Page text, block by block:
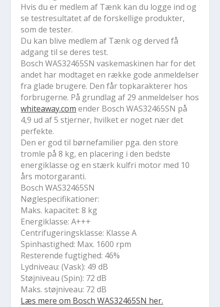
Hvis du er medlem af Tænk kan du logge ind og
se testresultatet af de forskellige produkter,
som de tester.
Du kan blive medlem af Tænk og derved få
adgang til se deres test.
Bosch WAS32465SNvaskemaskinen har for det
andet har modtaget en række gode anmeldelser
fra glade brugere. Den får topkarakterer hos
forbrugerne. På grundlag af 29 anmeldelser hos
whiteaway.com ender Bosch WAS32465SN på
4,9 ud af 5 stjerner, hvilket er noget nær det
perfekte.
Den er god til børnefamilier pga. den store
tromle på 8 kg, en placering i den bedste
energiklasse og en stærk kulfri motor med 10
års motorgaranti.
Bosch WAS32465SN
Nøglespecifikationer:
Maks. kapacitet: 8 kg
Energiklasse: A+++
Centrifugeringsklasse: Klasse A
Spinhastighed: Max. 1600 rpm
Resterende fugtighed: 46%
Lydniveau: (Vask): 49 dB
Støjniveau (Spin): 72 dB
Maks. støjniveau: 72 dB
Læs mere om Bosch WAS32465SN her.